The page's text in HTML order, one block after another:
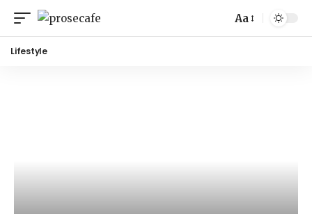
Aa
Lifestyle